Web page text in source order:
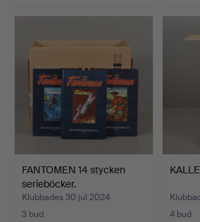
FANTOMEN 14 stycken
serieböcker.
Klubbades 30 jul 2024
3 bud
4 bud